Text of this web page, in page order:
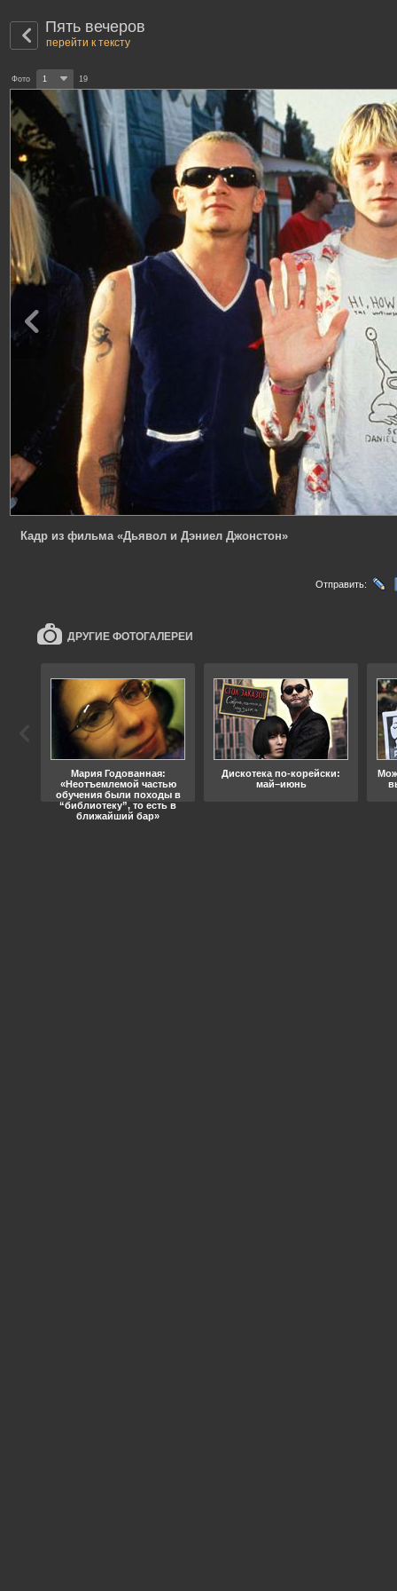
Пять вечеров
перейти к тексту
Фото 1 19
Кадр из фильма «Дьявол и Дэниел Джонстон»
Отправить:
ДРУГИЕ ФОТОГАЛЕРЕИ
Мария Годованная:
«Неотъемлемой частью
обучения были походы в
“библиотеку”, то есть в
ближайший бар»
Дискотека по-корейски:
май–июнь